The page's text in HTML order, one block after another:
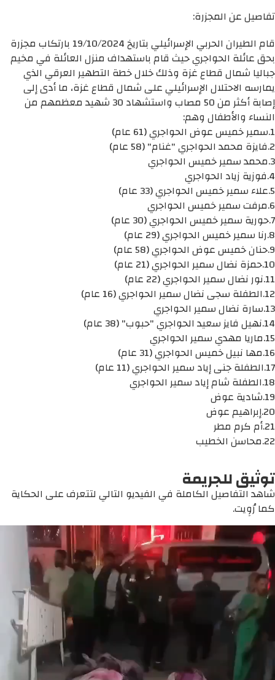
تفاصيل عن المجزرة:
قام الطيران الحربي الإسرائيلي بتاريخ 19/10/2024 بارتكاب مجزرة
بحق عائلة الحواجري حيث قام باستهداف منزل العائلة في مخيم
جباليا شمال قطاع غزة وذلك خلال خطة التطهير العرقي الذي
يمارسه الاحتلال الإسرائيلي على شمال قطاع غزة، ما أدى إلى
إصابة أكثر من 50 مصاب واستشهاد 30 شهيد معظمهم من
النساء والأطفال وهم:
1.سمير خميس عوض الحواجري (61 عام)
2.فايزة محمد الحواجري "غنام" (58 عام)
3.محمد سمير خميس الحواجري
4.فوزية زياد الحواجري
5.علاء سمير خميس الحواجري (33 عام)
6.مرفت سمير خميس الحواجري
7.حورية سمير خميس الحواجري (30 عام)
8.رنا سمير خميس الحواجري (29 عام)
9.حنان خميس عوض الحواجري (58 عام)
10.حمزة نضال سمير الحواجري (21 عام)
11.نور نضال سمير الحواجري (22 عام)
12.الطفلة سجى نضال سمير الحواجري (16 عام)
13.سارة نضال سمير الحواجري
14.نهيل فايز سعيد الحواجري "حبوب" (38 عام)
15.ماريا مهدي سمير الحواجري
16.مها نبيل خميس الحواجري (31 عام)
17.الطفلة جنى إياد سمير الحواجري (11 عام)
18.الطفلة شام إياد سمير الحواجري
19.شادية عوض
20.إبراهيم عوض
21.أم كرم مطر
22.محاسن الخطيب
توثيق للجريمة
شاهد التفاصيل الكاملة في الفيديو التالي لتتعرف على الحكاية
كما رُوِيت.